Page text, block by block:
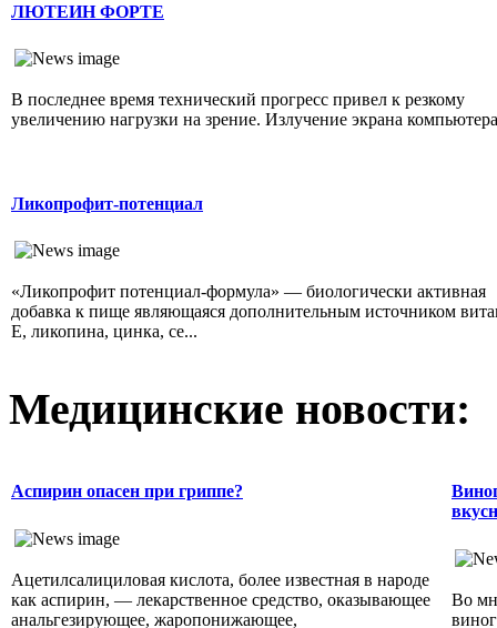
ЛЮТЕИН ФОРТЕ
В последнее время технический прогресс привел к резкому
увеличению нагрузки на зрение. Излучение экрана
Ликопрофит-потенциал
«Ликопрофит потенциал-формула» — биологически активная
добавка к пище являющаяся дополнительным источником
Е, ликопина, цинка, се...
Медицинские новости:
Аспирин опасен при гриппе?
Ацетилсалициловая кислота, более известная в народе
как аспирин, — лекарственное средство, оказывающее
анальгезирующее, жаропонижающее,
Во